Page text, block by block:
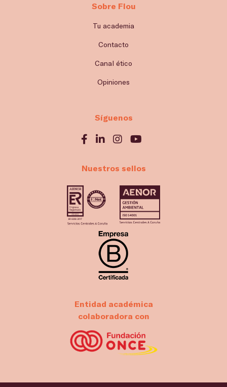
Sobre Flou
Tu academia
Contacto
Canal ético
Opiniones
Síguenos
Nuestros sellos
Entidad académica
colaboradora con